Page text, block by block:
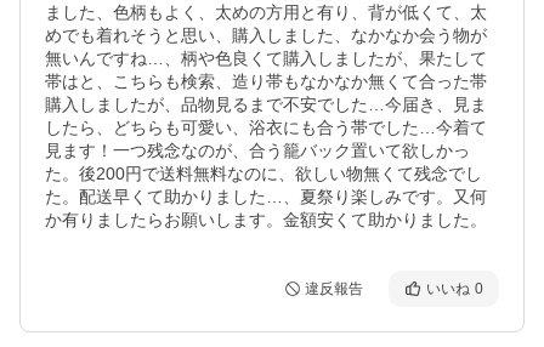
ました、色柄もよく、太めの方用と有り、背が低くて、太
めでも着れそうと思い、購入しました、なかなか会う物が
無いんですね…、柄や色良くて購入しましたが、果たして
帯はと、こちらも検索、造り帯もなかなか無くて合った帯
購入しましたが、品物見るまで不安でした…今届き、見ま
したら、どちらも可愛い、浴衣にも合う帯でした…今着て
見ます！一つ残念なのが、合う籠バック置いて欲しかっ
た。後200円で送料無料なのに、欲しい物無くて残念でし
た。配送早くて助かりました…、夏祭り楽しみです。又何
か有りましたらお願いします。金額安くて助かりました。
違反報告 いいね 0